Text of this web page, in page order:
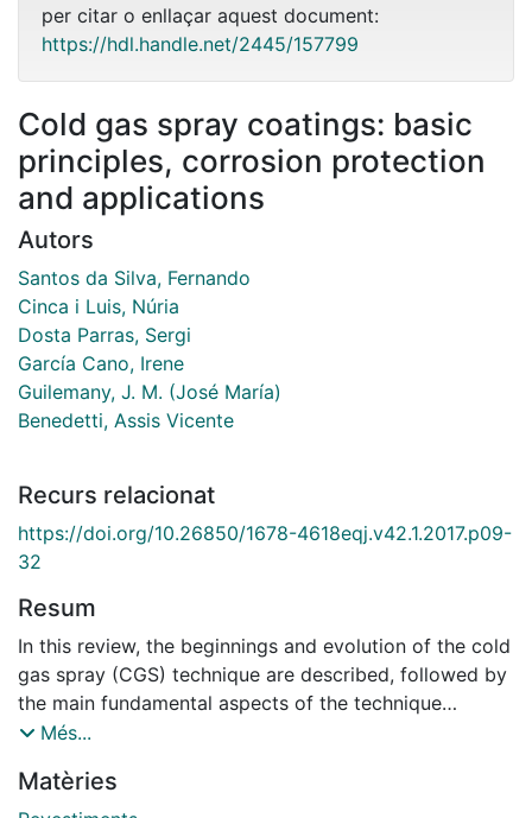
per citar o enllaçar aquest document:
https://hdl.handle.net/2445/157799
Cold gas spray coatings: basic
principles, corrosion protection
and applications
Autors
Santos da Silva, Fernando
Cinca i Luis, Núria
Dosta Parras, Sergi
García Cano, Irene
Guilemany, J. M. (José María)
Benedetti, Assis Vicente
Recurs relacionat
https://doi.org/10.26850/1678-4618eqj.v42.1.2017.p09-
32
Resum
In this review, the beginnings and evolution of the cold
gas spray (CGS) technique are described, followed by
the main fundamental aspects of the technique
together with a description of the several spraying
parameters and their influence on the properties of the
Més...
Matèries